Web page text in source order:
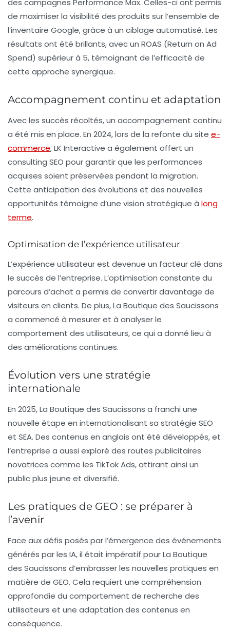
des campagnes Performance Max. Celles-ci ont permis
de maximiser la visibilité des produits sur l’ensemble de
l’inventaire Google, grâce à un ciblage automatisé. Les
résultats ont été brillants, avec un ROAS (Return on Ad
Spend) supérieur à 5, témoignant de l’efficacité de
cette approche synergique.
Accompagnement continu et adaptation
Avec les succès récoltés, un accompagnement continu
a été mis en place. En 2024, lors de la refonte du site e-
commerce, LK Interactive a également offert un
consulting SEO pour garantir que les performances
acquises soient préservées pendant la migration.
Cette anticipation des évolutions et des nouvelles
opportunités témoigne d’une vision stratégique à long
terme.
Optimisation de l’expérience utilisateur
L’expérience utilisateur est devenue un facteur clé dans
le succès de l’entreprise. L’optimisation constante du
parcours d’achat a permis de convertir davantage de
visiteurs en clients. De plus, La Boutique des Saucissons
a commencé à mesurer et à analyser le
comportement des utilisateurs, ce qui a donné lieu à
des améliorations continues.
Évolution vers une stratégie
internationale
En 2025, La Boutique des Saucissons a franchi une
nouvelle étape en internationalisant sa stratégie SEO
et SEA. Des contenus en anglais ont été développés, et
l’entreprise a aussi exploré des routes publicitaires
novatrices comme les TikTok Ads, attirant ainsi un
public plus jeune et diversifié.
Les pratiques de GEO : se préparer à
l’avenir
Face aux défis posés par l’émergence des événements
générés par les IA, il était impératif pour La Boutique
des Saucissons d’embrasser les nouvelles pratiques en
matière de GEO. Cela requiert une compréhension
approfondie du comportement de recherche des
utilisateurs et une adaptation des contenus en
conséquence.